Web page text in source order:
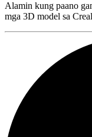
Alamin kung paano
mga 3D model sa